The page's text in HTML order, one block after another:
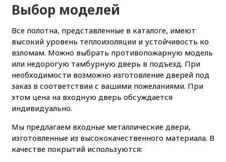
Выбор моделей
Все полотна, представленные в каталоге, имеют
высокий уровень теплоизоляции и устойчивость ко
взломам. Можно выбрать противопожарную модель
или недорогую тамбурную дверь в подъезд. При
необходимости возможно изготовление дверей под
заказ в соответствии с вашими пожеланиями. При
этом цена на входную дверь обсуждается
индивидуально.
Мы предлагаем входные металлические двери,
изготовленные из высококачественного материала. В
качестве покрытий используются: